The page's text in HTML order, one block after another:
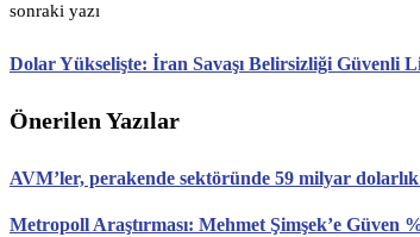
sonraki yazı
Dolar Yükselişte: İran Savaşı Belirsizliği Güvenli
Önerilen Yazılar
AVM’ler, perakende sektöründe 59 milyar
Metropoll Araştırması: Mehmet Şimşek’e Güven